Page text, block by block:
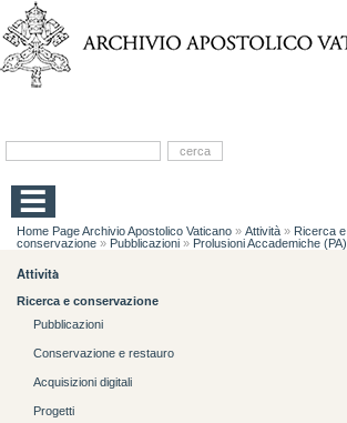
Home Page Archivio Apostolico Vaticano » Attività » Ricerca e
conservazione » Pubblicazioni » Prolusioni Accademiche (PA)
Attività
Ricerca e conservazione
Pubblicazioni
Conservazione e restauro
Acquisizioni digitali
Progetti